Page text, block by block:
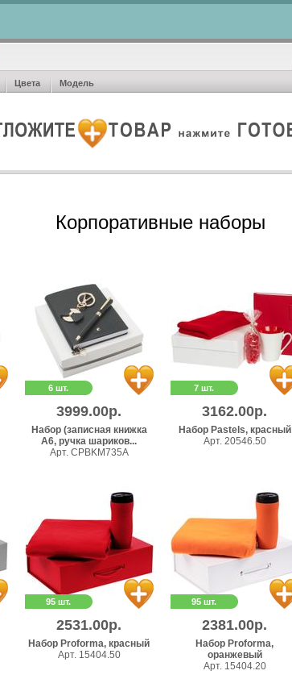
Цвета Модель
Корпоративные наборы
6 шт.
3999.00р.
Набор (записная книжка
А6, ручка шариков...
Арт. CPBKM735A
7 шт.
3162.00р.
Набор Pastels, красный
Арт. 20546.50
95 шт.
2531.00р.
Набор Proforma, красный
Арт. 15404.50
95 шт.
2381.00р.
Набор Proforma,
оранжевый
Арт. 15404.20